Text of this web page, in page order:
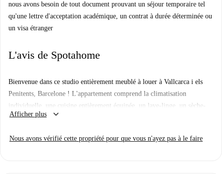
nous avons besoin de tout document prouvant un séjour temporaire tel
qu'une lettre d'acceptation académique, un contrat à durée déterminée ou
un visa étranger
L'avis de Spotahome
Bienvenue dans ce studio entièrement meublé à louer à Vallcarca i els
Penitents, Barcelone ! L'appartement comprend la climatisation
individuelle, une cuisine entièrement équipée, un lave-linge, un sèche-
linge, un lave-vaisselle, un four, une télévision et une connexion Wi-Fi
sont comprises. Il est permis de fumer, mais les animaux ne sont pas
Afficher plus keyboard_arrow_down
Nous avons vérifié cette propriété pour que vous n'ayez pas à le faire